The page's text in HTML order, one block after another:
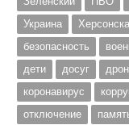
Украина
безопасность
дети
досуг
коронавирус
отключение